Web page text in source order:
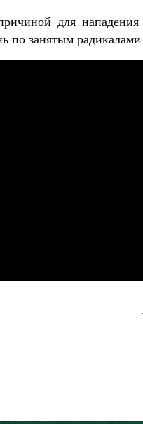
для
по занятым